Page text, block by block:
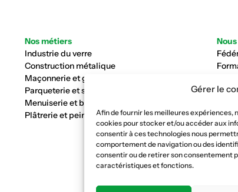
Gérer le
Afin de fournir les meilleures expériences,
cookies pour stocker et/ou accéder aux
consentir à ces technologies nous
comportement de navigation ou des
consentir ou de retirer son consentement
caractéristiques et fonctions.
Nos métiers
Industrie du verre
Construction métalique
Maçonnerie et génie civil
Parqueterie et sols
Menuiserie et bois
Plâtrerie et peinture